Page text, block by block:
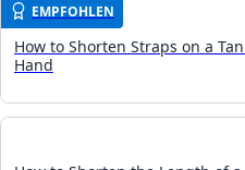
EMPFOHLEN
How to Shorten Straps on a
Hand